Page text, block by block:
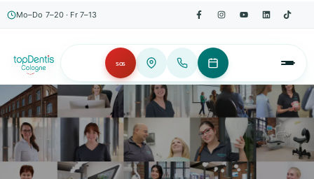
Mo–Do 7–20 · Fr 7–13
SOS